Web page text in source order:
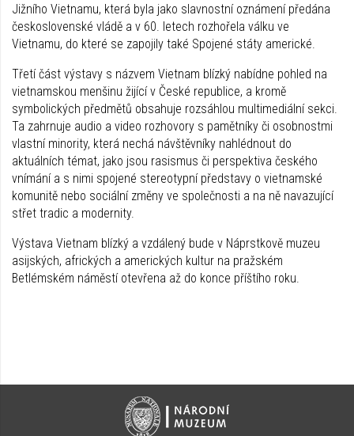
Jižního Vietnamu, která byla jako slavnostní oznámení předána
československé vládě a v 60. letech rozhořela válku ve
Vietnamu, do které se zapojily také Spojené státy americké.
Třetí část výstavy s názvem Vietnam blízký nabídne pohled na
vietnamskou menšinu žijící v České republice, a kromě
symbolických předmětů obsahuje rozsáhlou multimediální sekci.
Ta zahrnuje audio a video rozhovory s pamětníky či osobnostmi
vlastní minority, která nechá návštěvníky nahlédnout do
aktuálních témat, jako jsou rasismus či perspektiva českého
vnímání a s nimi spojené stereotypní představy o vietnamské
komunitě nebo sociální změny ve společnosti a na ně navazující
střet tradic a modernity.
Výstava Vietnam blízký a vzdálený bude v Náprstkově muzeu
asijských, afrických a amerických kultur na pražském
Betlémském náměstí otevřena až do konce příštího roku.